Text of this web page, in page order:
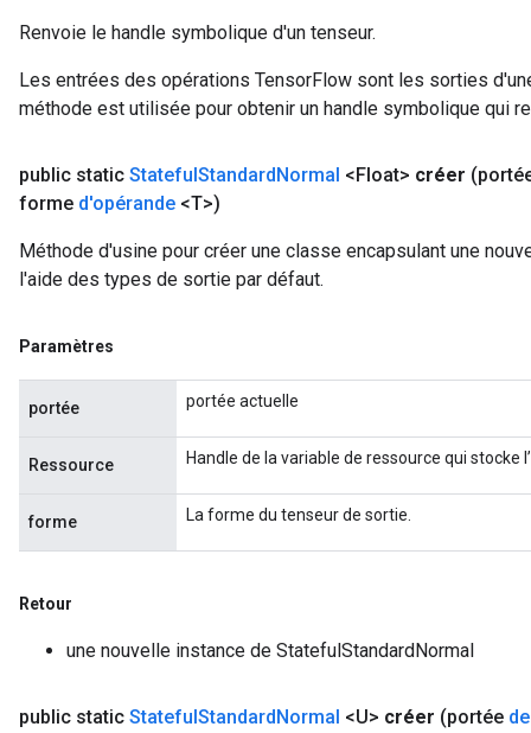
Renvoie le handle symbolique d'un tenseur.
Les entrées des opérations TensorFlow sont les sorties
méthode est utilisée pour obtenir un handle symbolique qui
public static StatefulStandardNormal <Float> créer
forme d'opérande <T>)
Méthode d'usine pour créer une classe encapsulant une
l'aide des types de sortie par défaut.
Paramètres
portée portée actuelle
Ressource Handle de la variable de ressource qui stocke
forme La forme du tenseur de sortie.
Retour
une nouvelle instance de StatefulStandardNormal
public static StatefulStandardNormal <U> créer (portée